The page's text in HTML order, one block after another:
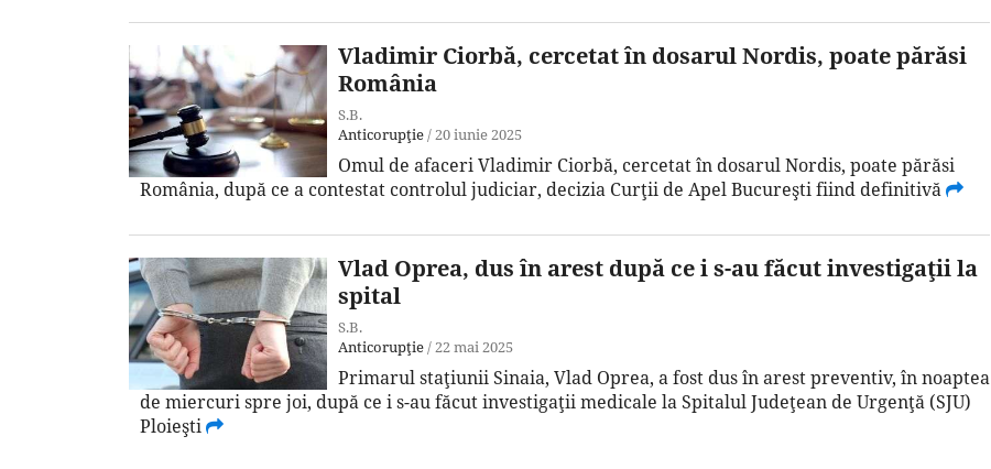
Vladimir Ciorbă, cercetat în dosarul Nordis, poate părăsi
România
S.B.
Anticorupţie / 20 iunie 2025
Omul de afaceri Vladimir Ciorbă, cercetat în dosarul Nordis, poate părăsi
România, după ce a contestat controlul judiciar, decizia Curţii de Apel Bucureşti fiind definitivă
Vlad Oprea, dus în arest după ce i s-au făcut investigaţii la
spital
S.B.
Anticorupţie / 22 mai 2025
Primarul staţiunii Sinaia, Vlad Oprea, a fost dus în arest preventiv, în noaptea
de miercuri spre joi, după ce i s-au făcut investigaţii medicale la Spitalul Judeţean de Urgenţă (SJU)
Ploieşti